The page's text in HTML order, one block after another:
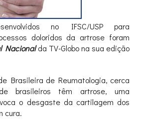
no IFSC/USP para
doloridos da artrose foram
Nacional da TV-Globo na sua edição
Brasileira de Reumatologia, cerca
brasileiros têm artrose, uma
o desgaste da cartilagem dos
cura.